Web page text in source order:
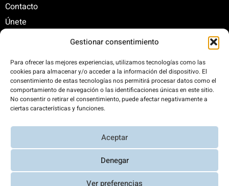
Gestionar consentimiento
Para ofrecer las mejores experiencias, utilizamos tecnologías como las
cookies para almacenar y/o acceder a la información del dispositivo. El
consentimiento de estas tecnologías nos permitirá procesar datos como el
comportamiento de navegación o las identificaciones únicas en este sitio.
No consentir o retirar el consentimiento, puede afectar negativamente a
ciertas características y funciones.
Aceptar
Denegar
Ver preferencias
Contacto
Únete
C/ Santa Engracia, 108. 5º Interior. Izda. 28003
+34 625 47 42 11
fundacion@fundacionrenovables.org
comunicacion@fundacionrenovables.org
300%. Web 100% impulsada por energías
renovables.